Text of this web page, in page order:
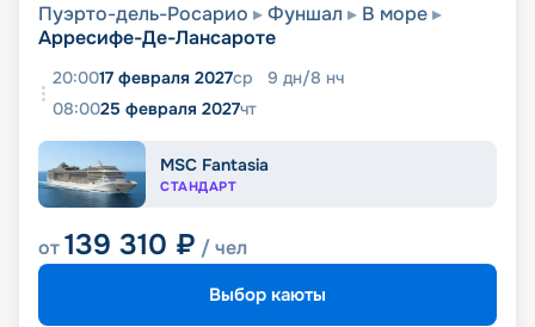
Пуэрто-дель-Росарио
Фуншал
В море
Арресифе-Де-Лансароте
20:0017 февраля 2027ср 9 дн/8 нч
08:0025 февраля 2027чт
MSC Fantasia
СТАНДАРТ
от139 310 ₽ / чел
Выбор каюты